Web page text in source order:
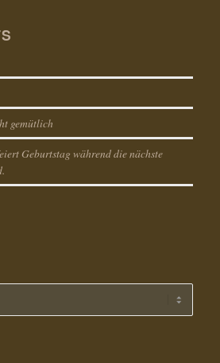
gemütlich
Geburtstag während die nächste